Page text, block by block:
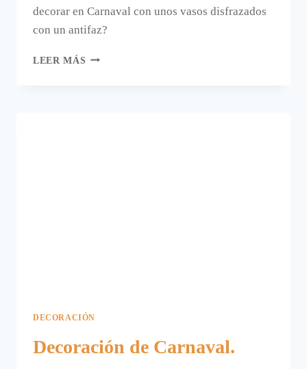
decorar en Carnaval con unos vasos disfrazados
con un antifaz?
LEER MÁS UNA
DECORACIÓN
Decoración de Carnaval.